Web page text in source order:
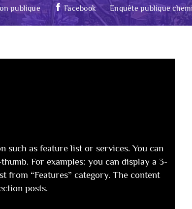
publique Facebook Enquête publique
as feature list or services. You can
For examples: you can display a 3-
from “Features” category. The content
posts.